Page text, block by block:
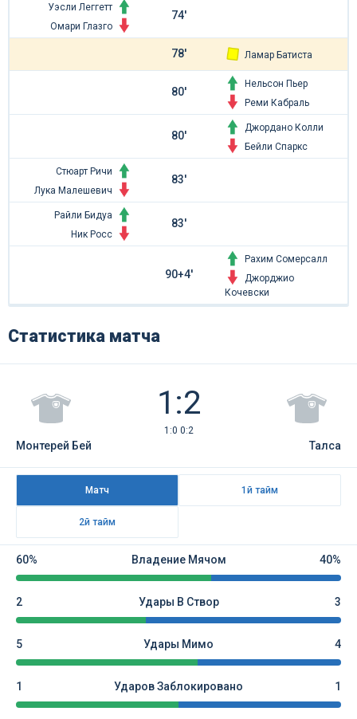
Уэсли Леггетт
Омари Глазго
74'
78' Ламар Батиста
80'
Нельсон Пьер
Реми Кабраль
80'
Джордано Колли
Бейли Спаркс
Стюарт Ричи
Лука Малешевич
83'
Райли Бидуа
Ник Росс
83'
90+4'
Рахим Сомерсалл
Джорджио
Кочевски
Статистика матча
1:2
1:0 0:2
Монтерей Бей Талса
Матч 1й тайм
2й тайм
60% Владение Мячом 40%
2 Удары В Створ 3
5 Удары Мимо 4
1 Ударов Заблокировано 1